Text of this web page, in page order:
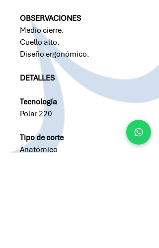
OBSERVACIONES
Medio cierre.
Cuello alto.
Diseño ergonómico.
DETALLES
Tecnología
Polar 220
Tipo de corte
Anatómico